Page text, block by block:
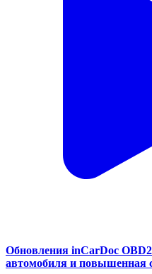
Обновления inCarDoc
автомобиля и повышенная